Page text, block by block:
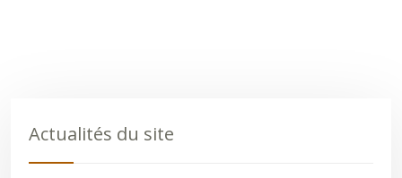
Actualités du site